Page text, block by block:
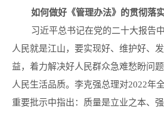
如何做好《管理办法》的贯彻落实
习近平总书记在党的二十大报告中
人民就是江山，要实现好、维护好、
益，着力解决好人民群众急难愁盼问
人民生活品质。李克强总理对2022年
重要批示中指出：质量是立业之本、